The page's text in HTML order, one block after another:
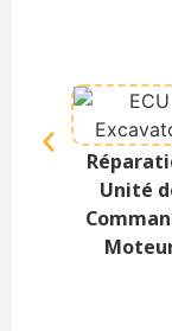
Unité